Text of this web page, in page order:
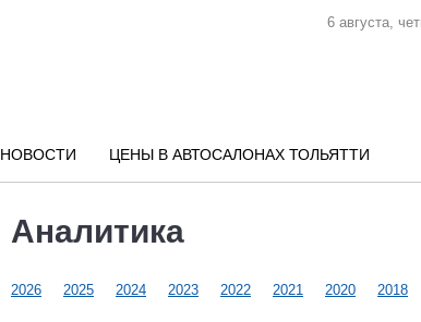
6 августа,
НОВОСТИ ЦЕНЫ В АВТОСАЛОНАХ ТОЛЬЯТТИ
Аналитика
2026 2025 2024 2023 2022 2021 2020 2018